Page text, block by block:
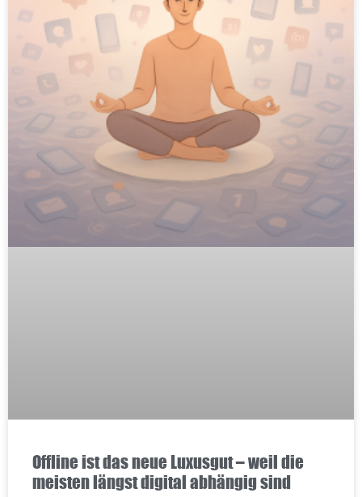
Offline ist das neue Luxusgut – weil die
meisten längst digital abhängig sind